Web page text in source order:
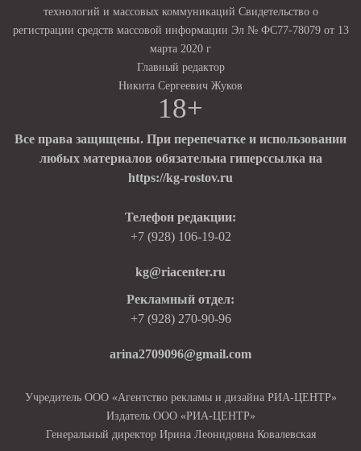
технологий и массовых коммуникаций Свидетельство о
регистрации средств массовой информации Эл № ФС77-78079 от 13
марта 2020 г
Главный редактор
Никита Сергеевич Жуков
18+
Все права защищены. При перепечатке и использовании
любых материалов обязательна гиперссылка на
https://kg-rostov.ru
Телефон редакции:
+7 (928) 106-19-02
kg@riacenter.ru
Рекламный отдел:
+7 (928) 270-90-96
arina2709096@gmail.com
Учредитель ООО «Агентство рекламы и дизайна РИА-ЦЕНТР»
Издатель ООО «РИА-ЦЕНТР»
Генеральный директор Ирина Леонидовна Ковалевская